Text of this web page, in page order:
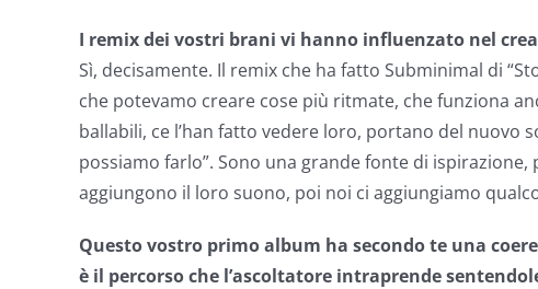
I remix dei vostri brani vi hanno influenzato nel
Sì, decisamente. Il remix che ha fatto Subminimal di
che potevamo creare cose più ritmate, che funziona
ballabili, ce l’han fatto vedere loro, portano del nuovo
possiamo farlo”. Sono una grande fonte di
aggiungono il loro suono, poi noi ci aggiungiamo
Questo vostro primo album ha secondo te una
è il percorso che l’ascoltatore intraprende